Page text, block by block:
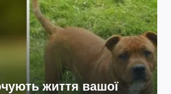
життя вашої